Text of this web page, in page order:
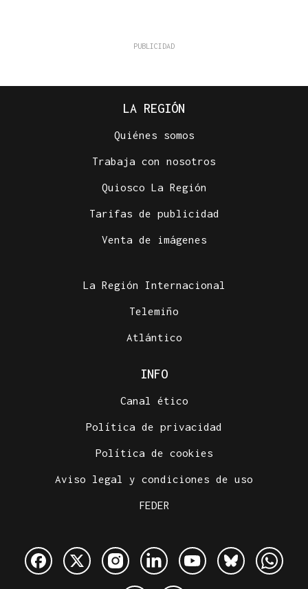
LA REGIÓN
Quiénes somos
Trabaja con nosotros
Quiosco La Región
Tarifas de publicidad
Venta de imágenes
La Región Internacional
Telemiño
Atlántico
INFO
Canal ético
Política de privacidad
Política de cookies
Aviso legal y condiciones de uso
FEDER